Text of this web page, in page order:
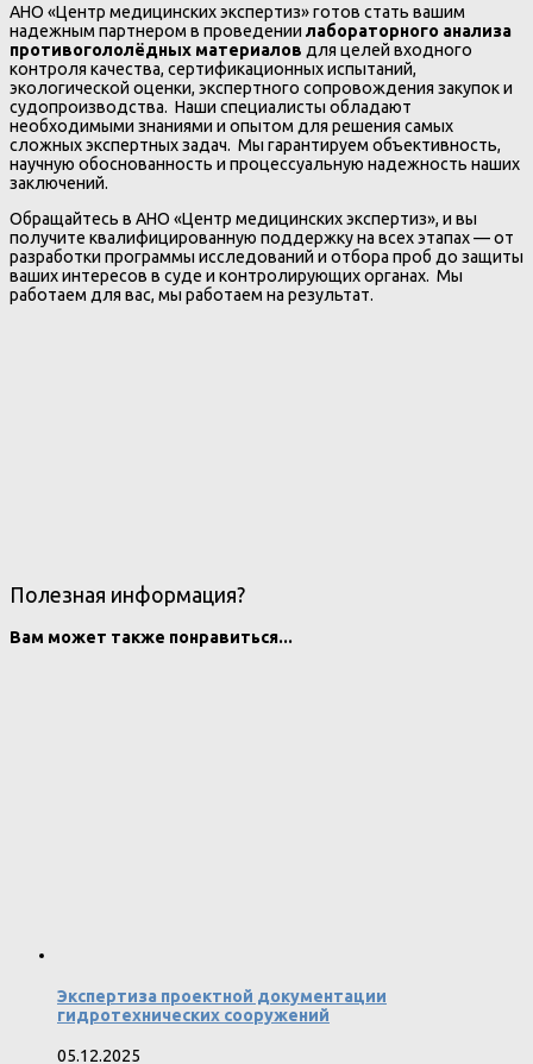
АНО «Центр медицинских экспертиз» готов стать вашим
надежным партнером в проведении лабораторного анализа
противогололёдных материалов для целей входного
контроля качества, сертификационных испытаний,
экологической оценки, экспертного сопровождения закупок и
судопроизводства. Наши специалисты обладают
необходимыми знаниями и опытом для решения самых
сложных экспертных задач. Мы гарантируем объективность,
научную обоснованность и процессуальную надежность наших
заключений.
Обращайтесь в АНО «Центр медицинских экспертиз», и вы
получите квалифицированную поддержку на всех этапах — от
разработки программы исследований и отбора проб до защиты
ваших интересов в суде и контролирующих органах. Мы
работаем для вас, мы работаем на результат.
Полезная информация?
Вам может также понравиться...
Экспертиза проектной документации
гидротехнических сооружений
05.12.2025